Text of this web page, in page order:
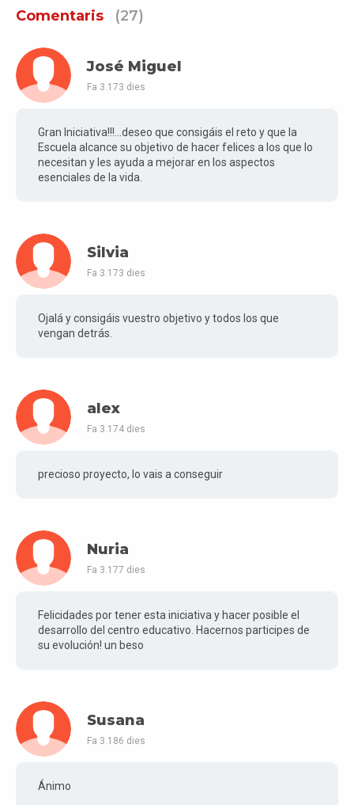
Comentaris (27)
José Miguel
Fa 3.173 dies
Gran Iniciativa!!!...deseo que consigáis el reto y que la
Escuela alcance su objetivo de hacer felices a los que lo
necesitan y les ayuda a mejorar en los aspectos
esenciales de la vida.
Silvia
Fa 3.173 dies
Ojalá y consigáis vuestro objetivo y todos los que
vengan detrás.
alex
Fa 3.174 dies
precioso proyecto, lo vais a conseguir
Nuria
Fa 3.177 dies
Felicidades por tener esta iniciativa y hacer posible el
desarrollo del centro educativo. Hacernos participes de
su evolución! un beso
Susana
Fa 3.186 dies
Ánimo